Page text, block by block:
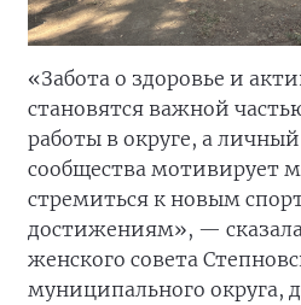
«Забота о здоровье и
становятся важной
работы в округе, а
сообщества мотивирует
стремиться к новым
достижениям», — сказала
женского совета
муниципального округа,